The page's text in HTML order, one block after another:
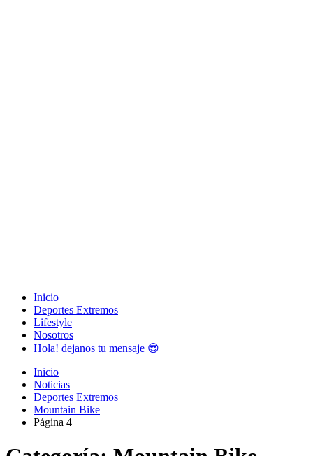
Inicio
Deportes Extremos
Lifestyle
Nosotros
Hola! dejanos tu mensaje 😎
Inicio
Noticias
Deportes Extremos
Mountain Bike
Página 4